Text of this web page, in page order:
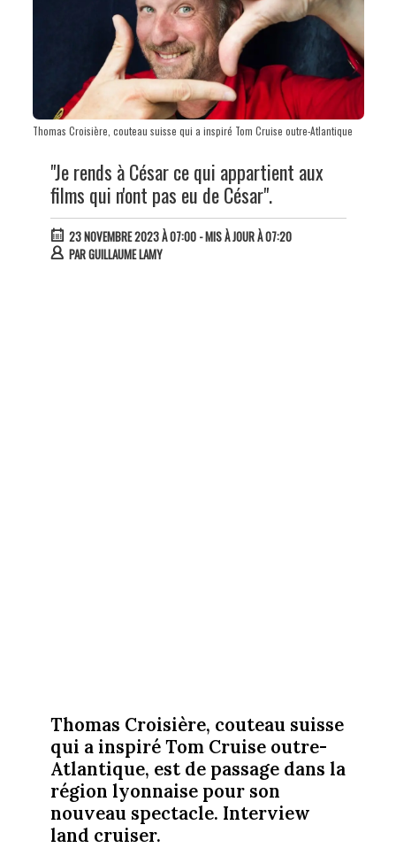
Thomas Croisière, couteau suisse qui a inspiré Tom Cruise outre-Atlantique
"Je rends à César ce qui appartient aux
films qui n'ont pas eu de César".
23 NOVEMBRE 2023 À 07:00- MIS À JOUR À 07:20
PARGUILLAUME LAMY
Thomas Croisière, couteau suisse
qui a inspiré Tom Cruise outre-
Atlantique, est de passage dans la
région lyonnaise pour son
nouveau spectacle. Interview
land cruiser.